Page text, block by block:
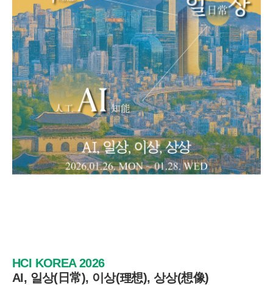
HCI KOREA 2026
AI, 일상(日常), 이상(理想), 상상(想像)